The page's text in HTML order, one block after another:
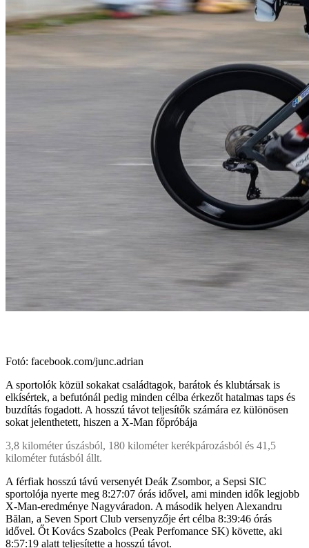
Fotó: facebook.com/junc.adrian
A sportolók közül sokakat családtagok, barátok és klubtársak is
elkísértek, a befutónál pedig minden célba érkezőt hatalmas taps és
buzdítás fogadott. A hosszú távot teljesítők számára ez különösen
sokat jelenthetett, hiszen a X-Man főpróbája
3,8 kilométer úszásból, 180 kilométer kerékpározásból és 41,5
kilométer futásból állt.
A férfiak hosszú távú versenyét Deák Zsombor, a Sepsi SIC
sportolója nyerte meg 8:27:07 órás idővel, ami minden idők legjobb
X-Man-eredménye Nagyváradon. A második helyen Alexandru
Bălan, a Seven Sport Club versenyzője ért célba 8:39:46 órás
idővel. Őt Kovács Szabolcs (Peak Perfomance SK) követte, aki
8:57:19 alatt teljesítette a hosszú távot.